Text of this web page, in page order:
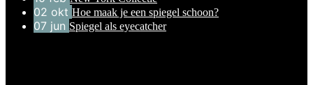
02 okt Hoe maak je een spiegel schoon?
07 jun Spiegel als eyecatcher